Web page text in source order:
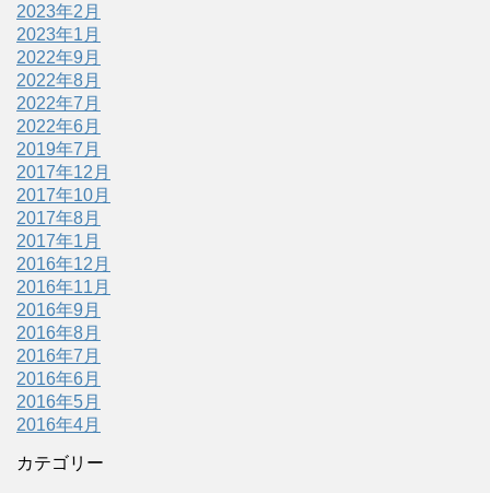
2023年2月
2023年1月
2022年9月
2022年8月
2022年7月
2022年6月
2019年7月
2017年12月
2017年10月
2017年8月
2017年1月
2016年12月
2016年11月
2016年9月
2016年8月
2016年7月
2016年6月
2016年5月
2016年4月
カテゴリー